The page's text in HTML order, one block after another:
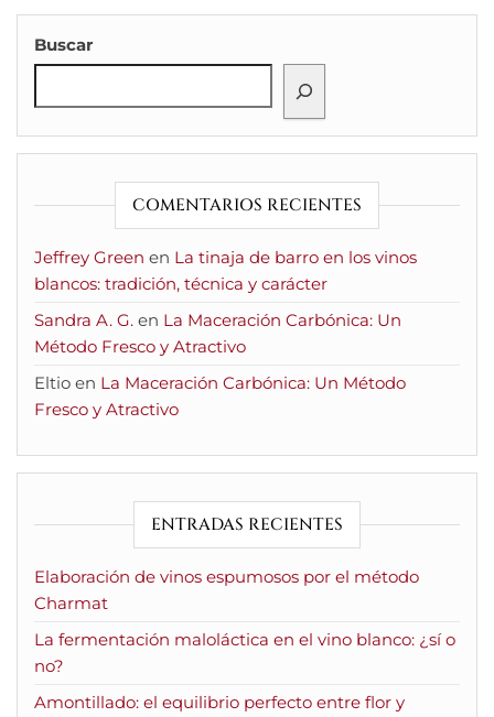
Buscar
COMENTARIOS RECIENTES
Jeffrey Green en La tinaja de barro en los vinos
blancos: tradición, técnica y carácter
Sandra A. G. en La Maceración Carbónica: Un
Método Fresco y Atractivo
Eltio en La Maceración Carbónica: Un Método
Fresco y Atractivo
ENTRADAS RECIENTES
Elaboración de vinos espumosos por el método
Charmat
La fermentación maloláctica en el vino blanco: ¿sí o
no?
Amontillado: el equilibrio perfecto entre flor y